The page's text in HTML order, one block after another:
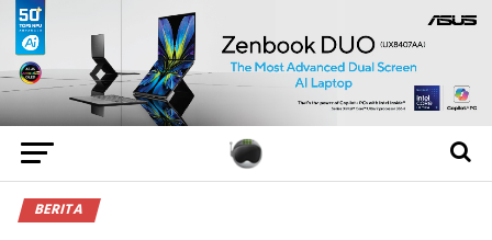
BERITA